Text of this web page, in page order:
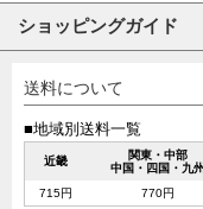
ショッピングガイド
送料について
■地域別送料一覧
近畿
関東・中部
中国・四国・九州
715円 770円